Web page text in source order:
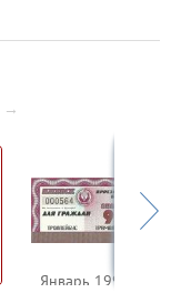
→
Январь 1999